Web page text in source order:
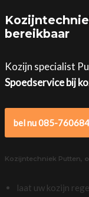
bereikbaar
Kozijn specialist
Spoedservice bij
bel nu 085-
Kozijntechniek Putten,
laat uw kozijn